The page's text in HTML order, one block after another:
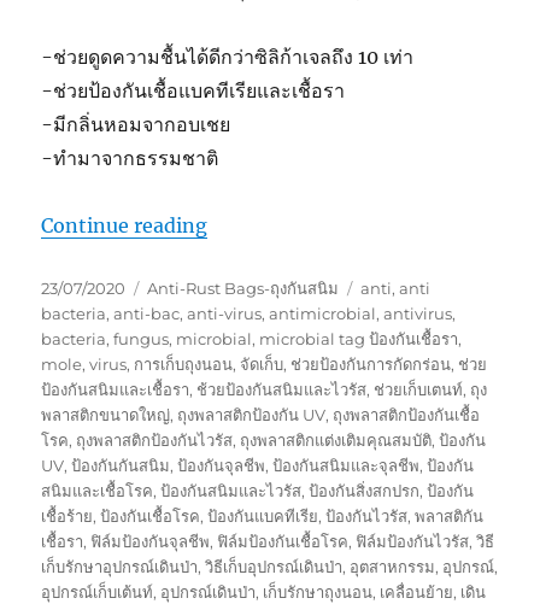
-ช่วยดูดความชื้นได้ดีกว่าซิลิก้าเจลถึง 10 เท่า
-ช่วยป้องกันเชื้อแบคทีเรียและเชื้อรา
-มีกลิ่นหอมจากอบเชย
-ทำมาจากธรรมชาติ
Continue reading“เก็บเต้นท์และอุปกรณ์เดินป่า ให้ปลอดภั
Posted
on
23/07/2020 Categories
Anti-Rust Bags-ถุงกันสนิม Tags
anti,anti
bacteria,anti-bac,anti-virus,antimicrobial,antivirus,
bacteria,fungus, microbial, microbial tag ป้องกันเชื้อรา,
mole,virus, การเก็บถุงนอน, จัดเก็บ, ช่วยป้องกันการกัดกร่อน, ช่วย
ป้องกันสนิมและเชื้อรา, ช้วยป้องกันสนิมและไวรัส, ช่วยเก็บเตนท์, ถุง
พลาสติกขนาดใหญ่, ถุงพลาสติกป้องกัน UV, ถุงพลาสติกป้องกันเชื้อ
โรค, ถุงพลาสติกป้องกันไวรัส, ถุงพลาสติกแต่งเติมคุณสมบัติ,ป้องกัน
UV,ป้องกันกันสนิม,ป้องกันจุลชีพ,ป้องกันสนิมและจุลชีพ,ป้องกัน
สนิมและเชื้อโรค,ป้องกันสนิมและไวรัส,ป้องกันสิ่งสกปรก,ป้องกัน
เชื้อร้าย,ป้องกันเชื้อโรค,ป้องกันแบคทีเรีย,ป้องกันไวรัส,พลาสติกัน
เชื้อรา, ฟิล์มป้องกันจุลชีพ, ฟิล์มป้องกันเชื้อโรค, ฟิล์มป้องกันไวรัส,วิธี
เก็บรักษาอุปกรณ์เดินป่า,วิธีเก็บอุปกรณ์เดินป่า, อุตสาหกรรม, อุปกรณ์,
อุปกรณ์เก็บเต้นท์, อุปกรณ์เดินป่า, เก็บรักษาถุงนอน, เคลื่อนย้าย, เดิน